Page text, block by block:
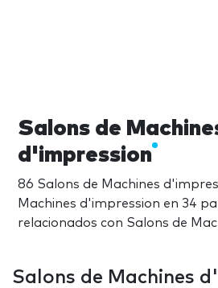
Salons de
d'impression
86 Salons de Machines
Machines d'impression en 34
relacionados con Salons de
Salons de Machines